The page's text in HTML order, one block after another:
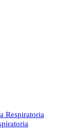
Respiratoria